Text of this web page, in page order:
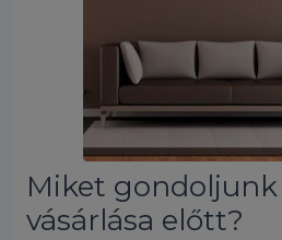
Miket
vásárlása előtt?